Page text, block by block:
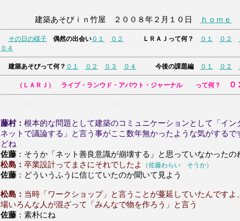
建築あそびｉｎ竹屋 ２００８年２月１０日 ｈｏｍｅ
その日の様子 偶然の出会い ０１ ０２ ＬＲＡＪって何？ ０１ ０２
０４
建築あそびって何？ ０１ ０２ ０３ ０４ 今後の課題編 ０１ ０２
（ＬＡＲＪ） ライブ・ランウド・アバウト・ジャーナル って何？ ０
藤村： 根本的な問題として建築のコミュニケーションとして「イン
ネットで議論する」と言う事がここ数年無かったような気がするで
どね
佐藤 ：そうか「ネット善良意識が崩壊する」と思っていなかったの
松島： 卒業設計ってまさにそれでしたよ （佐藤わらい そうか）
佐藤 ：どういうふうに信じていたのか聞いて見よう
松島： 当時「ワークショップ」と言うことが蔓延していたんですよ
場いろんな人が混ざって「みんなで物を作ろう」と言う
佐藤 ：素朴にね